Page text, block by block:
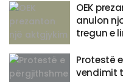
OEK
anulon
tregun e
​Protestë
vendimit